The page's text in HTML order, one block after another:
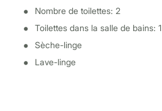
Nombre de toilettes: 2
Toilettes dans la salle de bains: 1
Sèche-linge
Lave-linge